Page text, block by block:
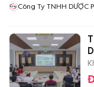
Công Ty TNHH DƯỢC